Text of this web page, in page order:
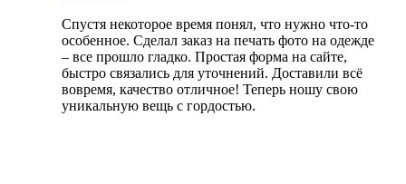
Спустя некоторое время понял, что нужно что-то
особенное. Сделал заказ на печать фото на одежде
– все прошло гладко. Простая форма на сайте,
быстро связались для уточнений. Доставили всё
вовремя, качество отличное! Теперь ношу свою
уникальную вещь с гордостью.